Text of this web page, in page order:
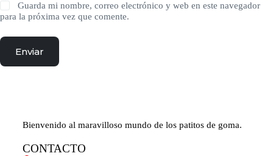
Guarda mi nombre, correo electrónico y web en este navegador
para la próxima vez que comente.
Enviar
Bienvenido al maravilloso mundo de los patitos de goma.
CONTACTO